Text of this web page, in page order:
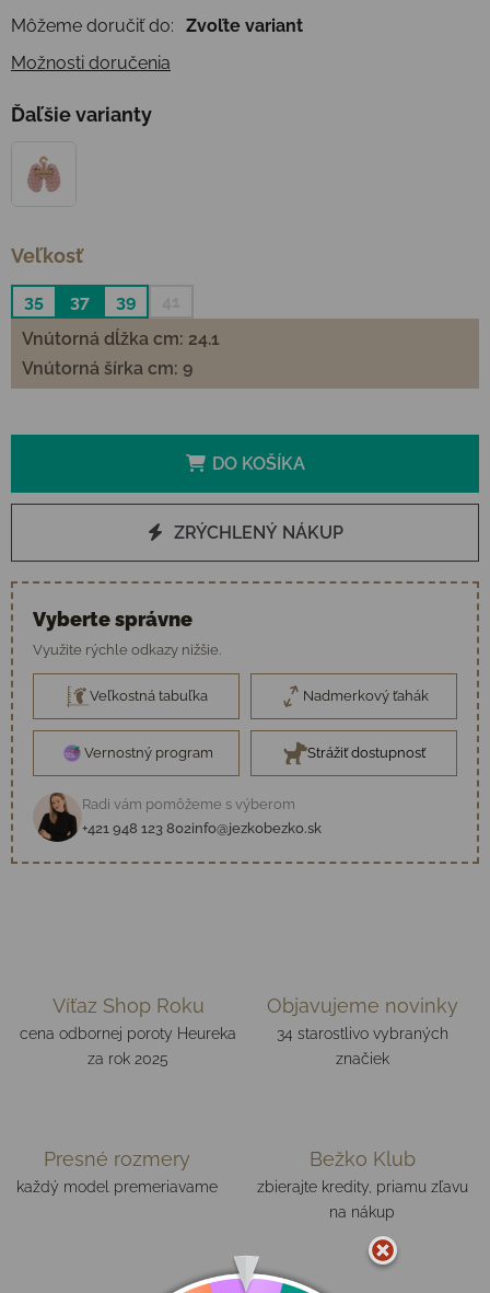
Môžeme doručiť do:
Zvoľte variant
Možnosti doručenia
Ďaľšie varianty
Veľkosť
35 37 39
Vnútorná dĺžka cm: 24.1
Vnútorná šírka cm: 9
DO KOŠÍKA
ZRÝCHLENÝ NÁKUP
Vyberte správne
Využite rýchle odkazy nižšie.
Veľkostná tabuľka Nadmerkový ťahák
Vernostný program Strážiť dostupnosť
Radi vám pomôžeme s výberom
+421 948 123 802info@jezkobezko.sk
Víťaz Shop Roku
cena odbornej poroty Heureka
za rok 2025
Objavujeme novinky
34 starostlivo vybraných
značiek
Presné rozmery
každý model premeriavame
Bežko Klub
zbierajte kredity, priamu zľavu
na nákup